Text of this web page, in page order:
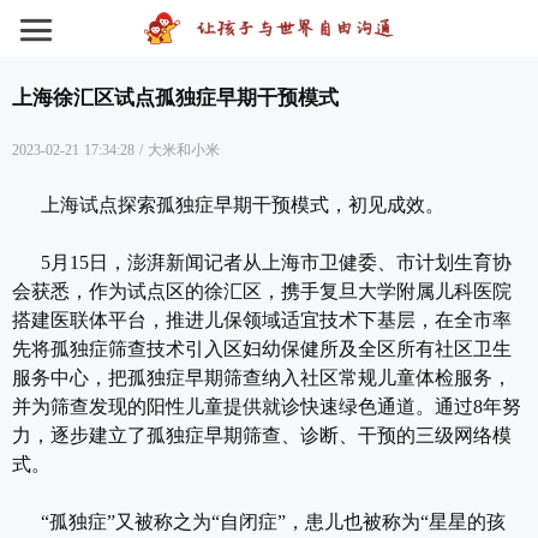
上海徐汇区试点孤独症早期干预模式
2023-02-21 17:34:28 / 大米和小米
上海试点探索孤独症早期干预模式，初见成效。
5月15日，澎湃新闻记者从上海市卫健委、市计划生育协
会获悉，作为试点区的徐汇区，携手复旦大学附属儿科医院
搭建医联体平台，推进儿保领域适宜技术下基层，在全市率
先将孤独症筛查技术引入区妇幼保健所及全区所有社区卫生
服务中心，把孤独症早期筛查纳入社区常规儿童体检服务，
并为筛查发现的阳性儿童提供就诊快速绿色通道。通过8年努
力，逐步建立了孤独症早期筛查、诊断、干预的三级网络模
式。
“孤独症”又被称之为“自闭症”，患儿也被称为“星星的孩